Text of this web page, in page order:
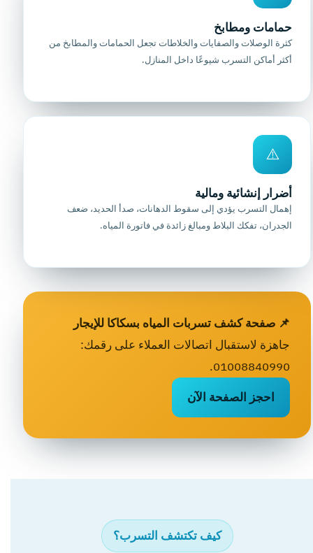
حمامات ومطابخ
كثرة الوصلات والصفايات والخلاطات تجعل الحمامات والمطابخ من
أكثر أماكن التسرب شيوعًا داخل المنازل.
⚠️
أضرار إنشائية ومالية
إهمال التسرب يؤدي إلى سقوط الدهانات، صدأ الحديد، ضعف
الجدران، تفكك البلاط ومبالغ زائدة في فاتورة المياه.
📌 صفحة كشف تسربات المياه بسكاكا للإيجار
جاهزة لاستقبال اتصالات العملاء على رقمك:
01008840990.
احجز الصفحة الآن
كيف تكتشف التسرب؟